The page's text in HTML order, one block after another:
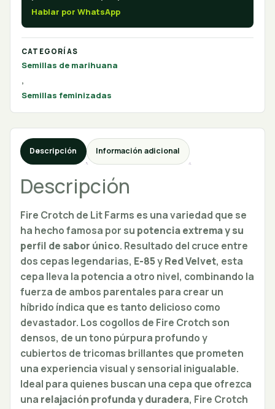
Hablar por WhatsApp
CATEGORÍAS
Semillas de marihuana
,
Semillas feminizadas
Descripción Información adicional
Descripción
Fire Crotch de Lit Farms es una variedad que se
ha hecho famosa por su potencia extrema y su
perfil de sabor único. Resultado del cruce entre
dos cepas legendarias, E-85yRed Velvet, esta
cepa lleva la potencia a otro nivel, combinando la
fuerza de ambos parentales para crear un
híbrido índica que es tanto delicioso como
devastador. Los cogollos de Fire Crotch son
densos, de un tono púrpura profundo y
cubiertos de tricomas brillantes que prometen
una experiencia visual y sensorial inigualable.
Ideal para quienes buscan una cepa que ofrezca
una relajación profunda y duradera, Fire Crotch